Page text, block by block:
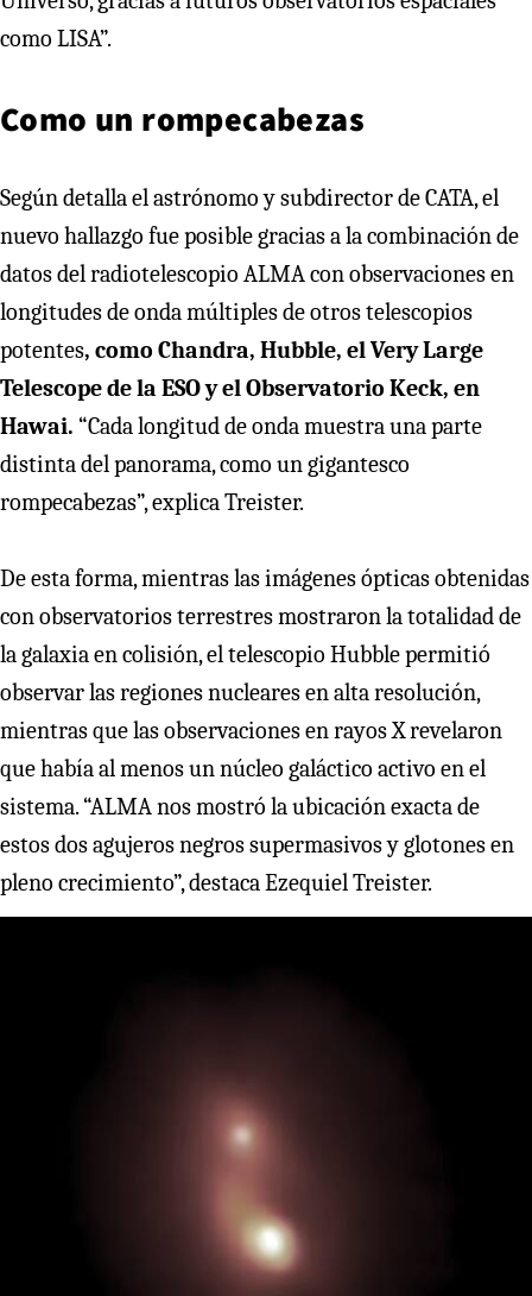
como LISA”.
Como un rompecabezas
Según detalla el astrónomo y subdirector de CATA, el
nuevo hallazgo fue posible gracias a la combinación de
datos del radiotelescopio ALMA con observaciones en
longitudes de onda múltiples de otros telescopios
potentes, como Chandra, Hubble, el Very Large
Telescope de la ESO y el Observatorio Keck, en
Hawai. “Cada longitud de onda muestra una parte
distinta del panorama, como un gigantesco
rompecabezas”, explica Treister.
De esta forma, mientras las imágenes ópticas obtenidas
con observatorios terrestres mostraron la totalidad de
la galaxia en colisión, el telescopio Hubble permitió
observar las regiones nucleares en alta resolución,
mientras que las observaciones en rayos X revelaron
que había al menos un núcleo galáctico activo en el
sistema. “ALMA nos mostró la ubicación exacta de
estos dos agujeros negros supermasivos y glotones en
pleno crecimiento”, destaca Ezequiel Treister.